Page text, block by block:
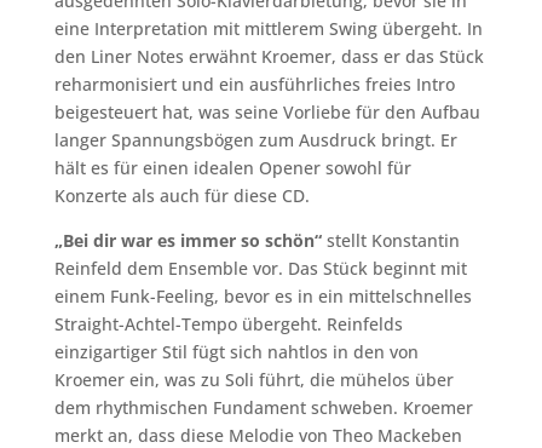
eine Interpretation mit mittlerem Swing übergeht. In
den Liner Notes erwähnt Kroemer, dass er das Stück
reharmonisiert und ein ausführliches freies Intro
beigesteuert hat, was seine Vorliebe für den Aufbau
langer Spannungsbögen zum Ausdruck bringt. Er
hält es für einen idealen Opener sowohl für
Konzerte als auch für diese CD.
„Bei dir war es immer so schön“stellt Konstantin
Reinfeld dem Ensemble vor. Das Stück beginnt mit
einem Funk-Feeling, bevor es in ein mittelschnelles
Straight-Achtel-Tempo übergeht. Reinfelds
einzigartiger Stil fügt sich nahtlos in den von
Kroemer ein, was zu Soli führt, die mühelos über
dem rhythmischen Fundament schweben. Kroemer
merkt an, dass diese Melodie von Theo Mackeben